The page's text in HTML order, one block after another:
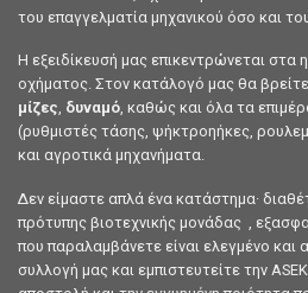
ΜΙΖΕΣ ΟΧΗΜΑΤΩΝ
0100101 Μίζα 12V 1.1KW 9Δ
AUDI